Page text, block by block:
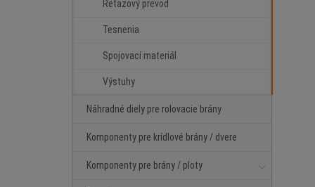
Reťazový prevod
Tesnenia
Spojovací materiál
Výstuhy
Náhradné diely pre rolovacie brány
Komponenty pre krídlové brány / dvere
Komponenty pre brány / ploty